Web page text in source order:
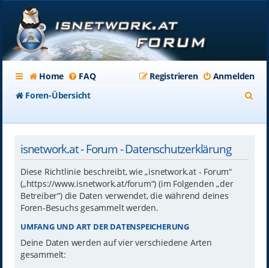
Home FAQ Anmelden
Registrieren
Foren-Übersicht
isnetwork.at - Forum - Datenschutzerklärung
Diese Richtlinie beschreibt, wie „isnetwork.at - Forum“
(„https://www.isnetwork.at/forum“) (im Folgenden „der
Betreiber“) die Daten verwendet, die während deines
Foren-Besuchs gesammelt werden.
UMFANG UND ART DER DATENSPEICHERUNG
Deine Daten werden auf vier verschiedene Arten
gesammelt: